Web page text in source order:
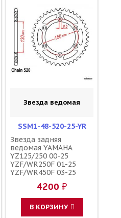
Звезда ведомая
SSM1-48-520-25-YR
Звезда задняя
ведомая YAMAHA
YZ125/250 00-25
YZF/WR250F 01-25
YZF/WR450F 03-25
зубов 48 / MRP JTR251
1-3592-48
4200 ₽
В КОРЗИНУ